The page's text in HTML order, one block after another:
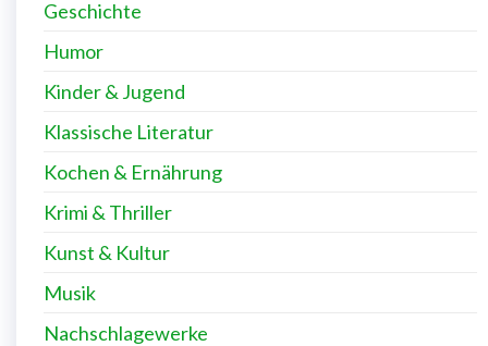
Geschichte
Humor
Kinder & Jugend
Klassische Literatur
Kochen & Ernährung
Krimi & Thriller
Kunst & Kultur
Musik
Nachschlagewerke